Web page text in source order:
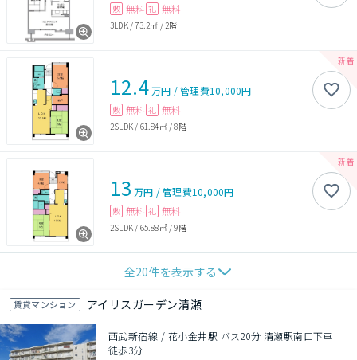
敷 無料 礼 無料
3LDK/73.2㎡ / 2階
12.4万円 /管理費10,000円
敷 無料 礼 無料
2SLDK / 61.84㎡/8階
13 万円 /管理費10,000円
敷 無料 礼 無料
2SLDK / 65.88㎡/9階
全20件を表示する
賃貸マンション アイリスガーデン清瀬
西武新宿線 / 花小金井駅 バス20分 清瀬駅南口下車
徒歩3分